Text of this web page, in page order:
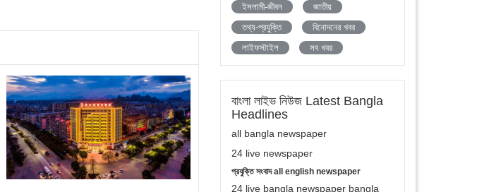
ইসলামী-জীবন
জাতীয়
তথ্য-প্রযুক্তি
বিনোদনের খবর
লাইফস্টাইল
সব খবর
বাংলা লাইভ নিউজ Latest Bangla
Headlines
all bangla newspaper
24 live newspaper
প্রযুক্তি সংবাদ all english newspaper
24 live bangla newspaper bangla